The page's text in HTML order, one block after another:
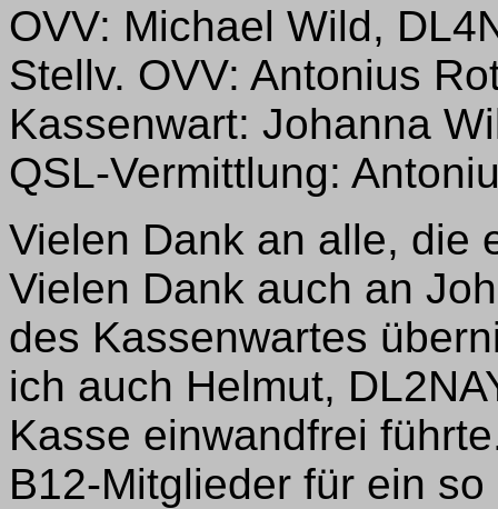
OVV: Michael Wild,
Stellv. OVV: Antonius
Kassenwart: Johanna
QSL-Vermittlung:
Vielen Dank an alle, die
Vielen Dank auch an
des Kassenwartes
ich auch Helmut,
Kasse einwandfrei
B12-Mitglieder für ein